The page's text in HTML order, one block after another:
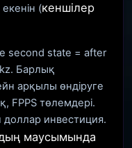
(кеншілер
second state = after
Барлық
арқылы өндіруге
FPPS төлемдері.
инвестиция.
маусымында